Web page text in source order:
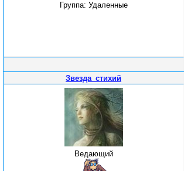
Группа: Удаленные
Звезда_стихий
Ведающий